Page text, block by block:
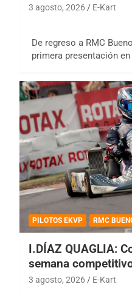
3 agosto, 2026 E-Kart
De regreso a RMC
primera presentación
PILOTOS EKVP RMC
I.DÍAZ QUAGLIA:
semana
3 agosto, 2026 E-Kart